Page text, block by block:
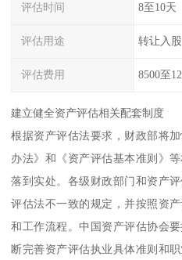
评估时间 8至10天
评估用途 转让入股
评估费用 8500至
建立健全资产评估相关配套制度
根据资产评估法要求，财政部将
办法》和《资产评估基本准则》
落到实处。各级财政部门和资产
评估法不一致的规定，并按照资
和工作流程。中国资产评估协会
断完善资产评估执业具体准则和